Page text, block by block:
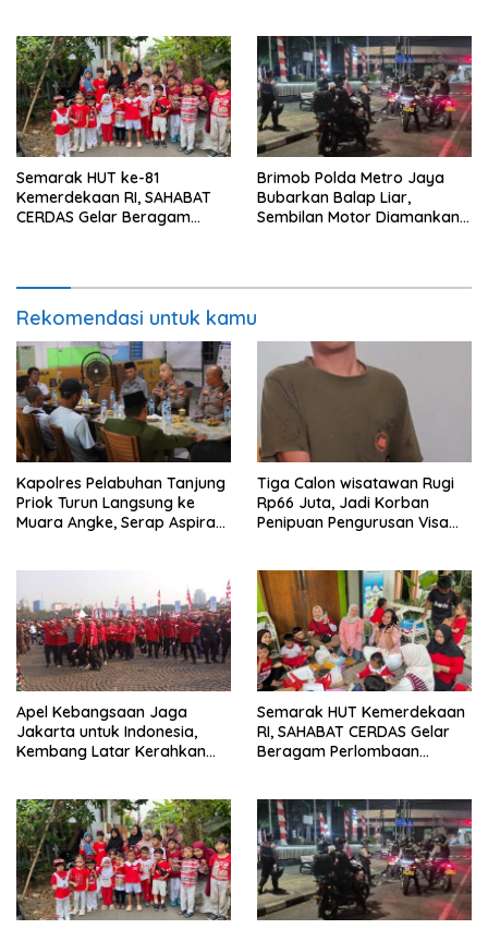
Semarak HUT ke-81
Kemerdekaan RI, SAHABAT
CERDAS Gelar Beragam
Brimob Polda Metro Jaya
Bubarkan Balap Liar,
Sembilan Motor Diamankan
Rekomendasi untuk kamu
Kapolres Pelabuhan Tanjung
Priok Turun Langsung ke
Muara Angke, Serap Aspirasi
Tiga Calon wisatawan Rugi
Rp66 Juta, Jadi Korban
Penipuan Pengurusan Visa
Apel Kebangsaan Jaga
Jakarta untuk Indonesia,
Kembang Latar Kerahkan
Semarak HUT Kemerdekaan
RI, SAHABAT CERDAS Gelar
Beragam Perlombaan